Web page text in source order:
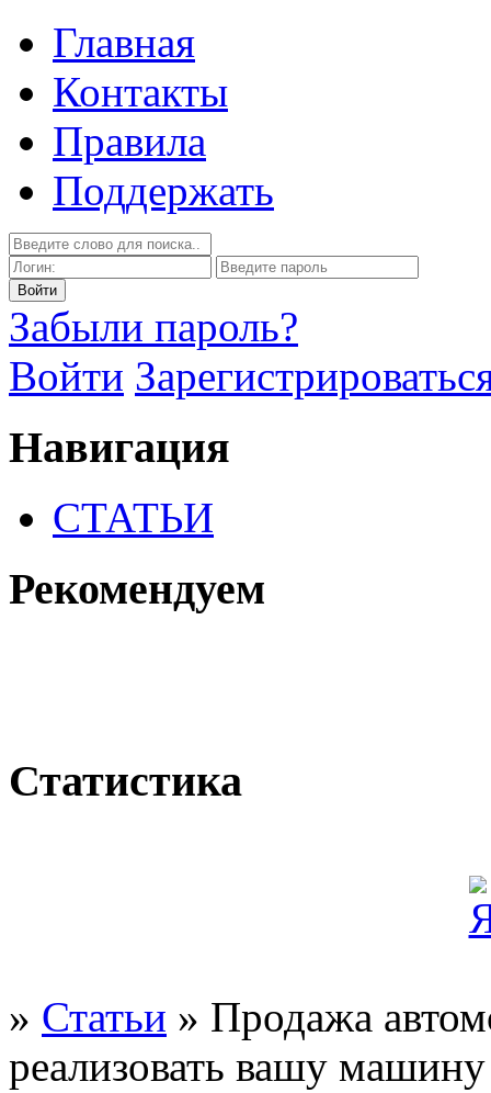
Главная
Контакты
Правила
Поддержать
Забыли пароль?
Войти
Навигация
СТАТЬИ
Рекомендуем
Статистика
» Статьи » Продажа
реализовать вашу машину